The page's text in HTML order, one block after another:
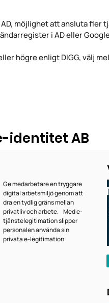
möjlighet att ansluta fler
i AD eller
högre enligt DIGG, välj
identitet AB
Ge medarbetare en tryggare
digital arbetsmiljö genom att
dra en tydlig gräns mellan
privatliv och arbete. Med e-
tjänstelegitimation slipper
personalen använda sin
privata e-legitimation